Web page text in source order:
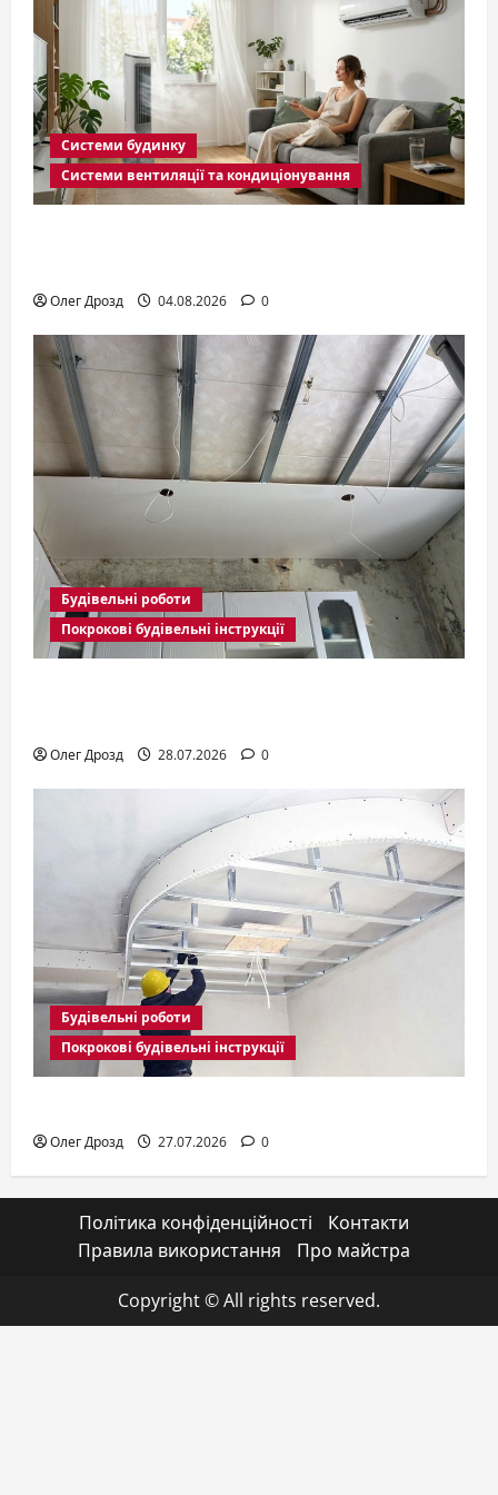
Системи будинку
Системи вентиляції та кондиціонування
Олег Дрозд 04.08.2026 0
Будівельні роботи
Покрокові будівельні інструкції
Олег Дрозд 28.07.2026 0
Будівельні роботи
Покрокові будівельні інструкції
Олег Дрозд 27.07.2026 0
Політика конфіденційності
Контакти
Правила використання
Про майстра
Copyright © All rights reserved.